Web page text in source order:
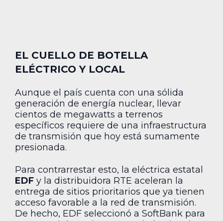
EL CUELLO DE BOTELLA
ELÉCTRICO Y LOCAL
Aunque el país cuenta con una sólida
generación de energía nuclear, llevar
cientos de megawatts a terrenos
específicos requiere de una infraestructura
de transmisión que hoy está sumamente
presionada.
Para contrarrestar esto, la eléctrica estatal
EDF y la distribuidora RTE aceleran la
entrega de sitios prioritarios que ya tienen
acceso favorable a la red de transmisión.
De hecho, EDF seleccionó a SoftBank para